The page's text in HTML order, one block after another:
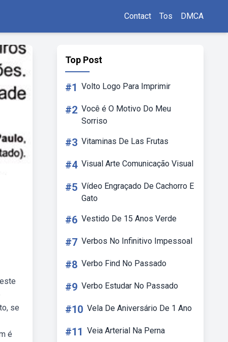
Contact Tos DMCA
se
é
Top Post
#1 Volto Logo Para Imprimir
#2 Você é O Motivo Do Meu
Sorriso
#3 Vitaminas De Las Frutas
#4 Visual Arte Comunicação Visual
#5 Vídeo Engraçado De Cachorro E
Gato
#6 Vestido De 15 Anos Verde
#7 Verbos No Infinitivo Impessoal
#8 Verbo Find No Passado
#9 Verbo Estudar No Passado
#10 Vela De Aniversário De 1 Ano
#11 Veia Arterial Na Perna